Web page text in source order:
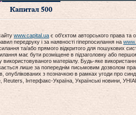
Капитал 500
www.capital.ua є об'єктом авторського права та
передруку і за наявності гіперпосилання на
та/або прямого відкритого для пошукових
має бути розміщене в підзаголовку або
матеріалу. Будь-яке
лише за попереднім письмовим дозволом
опублікованих з позначкою в рамках угоди про
Інтерфакс-Україна, Українські новини,